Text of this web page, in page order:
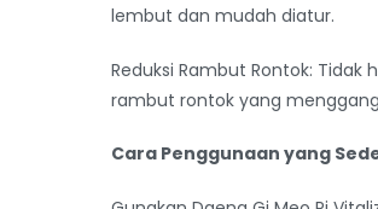
lembut dan mudah diatur.
Reduksi Rambut Rontok:
rambut rontok yang
Cara Penggunaan yang